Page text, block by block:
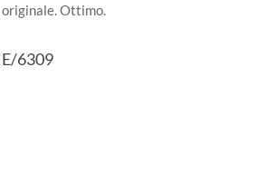
originale. Ottimo.
6309